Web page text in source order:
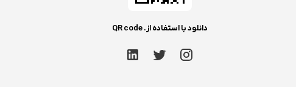
دانلود با استفاده از. QR code